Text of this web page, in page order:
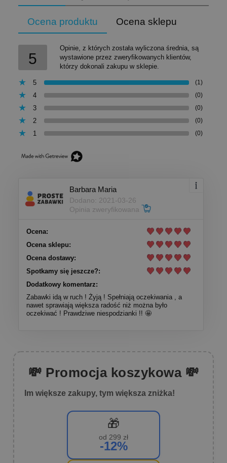
Ocena produktu Ocena sklepu
5
Opinie, z których została wyliczona średnia, są
wystawione przez zweryfikowanych klientów,
którzy dokonali zakupu w sklepie.
5 (1)
4 (0)
3 (0)
2 (0)
1 (0)
Barbara Maria
Dodano: 2021-03-26
Opinia zweryfikowana
Ocena:
Ocena sklepu:
Ocena dostawy:
Spotkamy się jeszcze?:
Dodatkowy komentarz:
Zabawki idą w ruch ! Żyją ! Spełniają oczekiwania , a
nawet sprawiają większa radość niż można było
oczekiwać ! Prawdziwe niespodzianki !! 🤩
💸 Promocja koszykowa 💸
Im większe zakupy, tym większa zniżka!
🎁
od 299 zł
-12%